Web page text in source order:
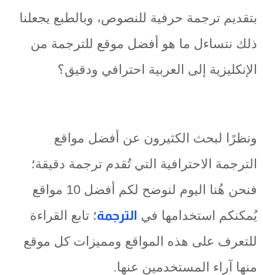
بتقديم ترجمة حرفية للنصوص، وبالطبع يجعلنا
ذلك نتساءل ما هو أفضل موقع للترجمة من
الإنكليزية إلى العربية احترافي ودقيق؟
ونظرًا لبحث الكثيرون عن أفضل مواقع
الترجمة الاحترافية التي تُقدم ترجمة دقيقة؛
فنحن هُنا اليوم لنوضح لكم أفضل 10 مواقع
يُمكنكم استخدامها فيالترجمة؛ تابع القراءة
للتعرف على هذه المواقع ومميزات كل موقع
منها آراء المستخدمين عنها.